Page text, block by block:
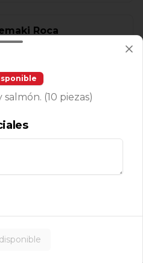
Roca
roca, aguacate, masago y
enchipotlado 1 pz.
Cucumber Roll
(10 piezas)